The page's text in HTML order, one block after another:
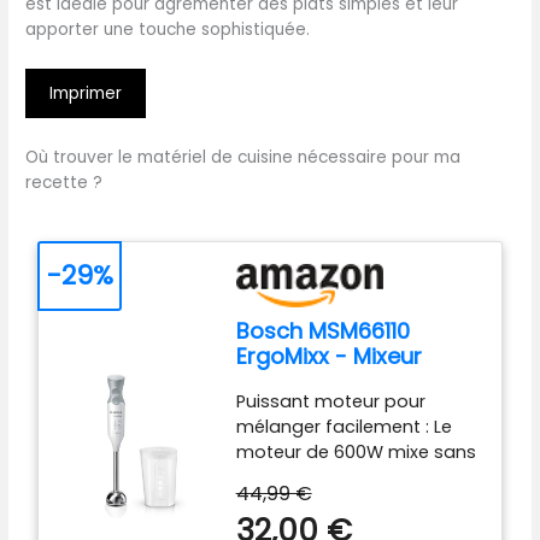
apporter une touche sophistiquée.
Imprimer
Où trouver le matériel de cuisine nécessaire pour ma
recette ?
Bosch MSM66110
ErgoMixx - Mixeur
Puissant moteur pour
mélanger facilement : Le
moteur de 600W mixe sans
plus durs ; préparez de
nombreuses recettes
44,99 €
32,00 €
-29%